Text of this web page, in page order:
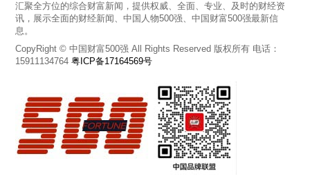
汇聚全方位的综合财富新闻，提供权威、全面、专业、及时的财经资
讯，展示全面的财经新闻、中国人物500强、中国财富500强最新信
息。
CopyRight © 中国财富500强 All Rights Reserved 版权所有 电话：
15911134764粤ICP备17164569号